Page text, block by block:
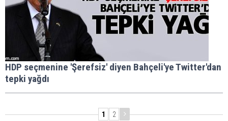
HDP seçmenine 'Şerefsiz' diyen Bahçeli'ye Twitter'dan
tepki yağdı
1 2